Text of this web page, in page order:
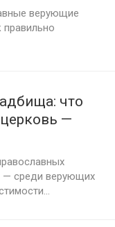
верующие
что
—
— среди верующих